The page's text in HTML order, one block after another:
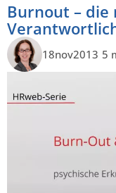
Burnout – die
18nov2013 5